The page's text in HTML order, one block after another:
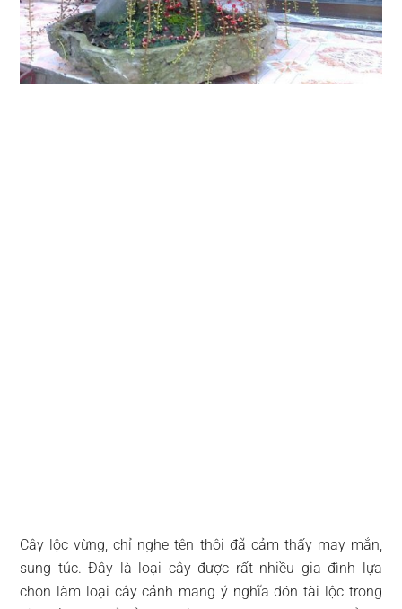
Cây lộc vừng, chỉ nghe tên thôi đã cảm thấy may mắn,
sung túc. Đây là loại cây được rất nhiều gia đình lựa
chọn làm loại cây cảnh mang ý nghĩa đón tài lộc trong